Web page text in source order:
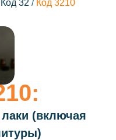
Код 32 / Код 3210
(включая